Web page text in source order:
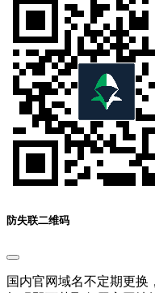
防失联二维码
国内官网域名不定期更换